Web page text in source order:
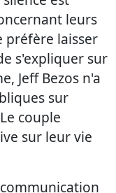
leurs
préfère laisser
s'expliquer sur
Jeff Bezos n'a
sur
couple
sur leur vie